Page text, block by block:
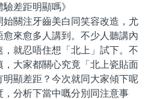
差距明顯嗎》
關注牙齒美白同笑容改造，尤
來愈多人講到。不少人聽講內
就忍唔住想「北上」試下。不
大家都關心究竟「北上瓷貼面
顯差距？今次就同大家傾下呢
分析下當中嘅分別同注意事